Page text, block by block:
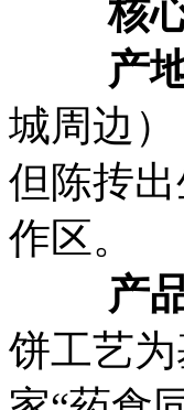
核
产
城周边
但陈抟
作区。
产
饼工艺